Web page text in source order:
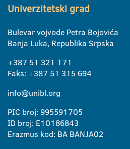
Univerzitetski grad
Bulevar vojvode Petra Bojovića
Banja Luka, Republika Srpska
+387 51 321 171
Faks: +387 51 315 694
info@unibl.org
PIC broj: 995591705
ID broj: E10186843
Erazmus kod: BA BANJA02